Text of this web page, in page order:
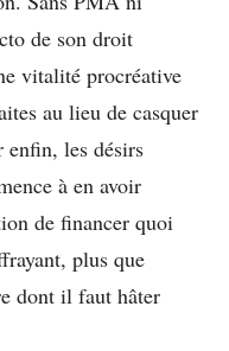
de son droit
vitalité procréative
au lieu de casquer
enfin, les désirs
à en avoir
de financer quoi
plus que
dont il faut hâter